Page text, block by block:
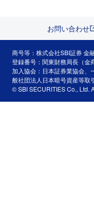
お問い合わせ
商号等：株式会社SBI証券 金
登録番号：関東財務局長（金
加入協会：日本証券業協会、
般社団法人日本暗号資産等取
© SBI SECURITIES Co., Ltd.